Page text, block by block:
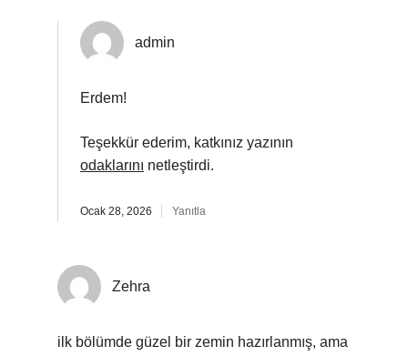
admin
Erdem!
Teşekkür ederim, katkınız yazının
odaklarını netleştirdi.
Ocak 28, 2026 Yanıtla
Zehra
ilk bölümde güzel bir zemin hazırlanmış, ama